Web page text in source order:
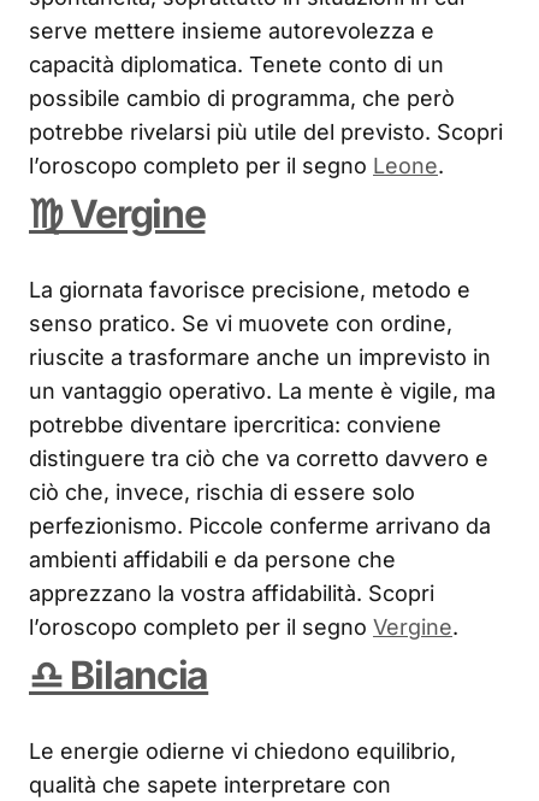
serve mettere insieme autorevolezza e
capacità diplomatica. Tenete conto di un
possibile cambio di programma, che però
potrebbe rivelarsi più utile del previsto. Scopri
l’oroscopo completo per il segno Leone.
♍ Vergine
La giornata favorisce precisione, metodo e
senso pratico. Se vi muovete con ordine,
riuscite a trasformare anche un imprevisto in
un vantaggio operativo. La mente è vigile, ma
potrebbe diventare ipercritica: conviene
distinguere tra ciò che va corretto davvero e
ciò che, invece, rischia di essere solo
perfezionismo. Piccole conferme arrivano da
ambienti affidabili e da persone che
apprezzano la vostra affidabilità. Scopri
l’oroscopo completo per il segno Vergine.
♎ Bilancia
Le energie odierne vi chiedono equilibrio,
qualità che sapete interpretare con